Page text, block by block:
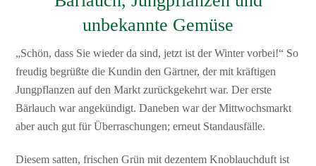
unbekannte Gemüse
„Schön, dass Sie wieder da sind, jetzt ist der Winter vorbei!“ So
freudig begrüßte die Kundin den Gärtner, der mit kräftigen
Jungpflanzen auf den Markt zurückgekehrt war. Der erste
Bärlauch war angekündigt. Daneben war der Mittwochsmarkt
aber auch gut für Überraschungen; erneut Standausfälle.
Diesem satten, frischen Grün mit dezentem Knoblauchduft ist